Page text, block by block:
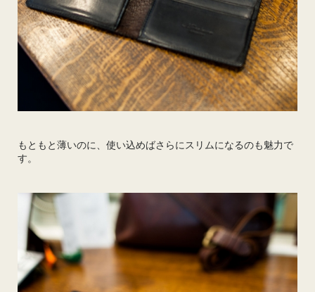
もともと薄いのに、使い込めばさらにスリムになるのも魅力で
す。